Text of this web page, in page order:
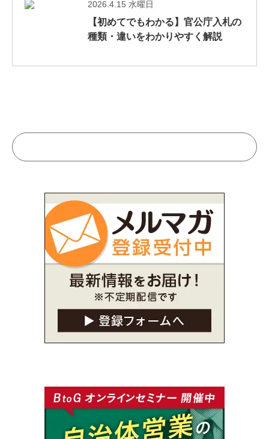
2026.4.15 水曜日
【初めてでもわかる】官公庁入札の
種類・違いをわかりやすく解説